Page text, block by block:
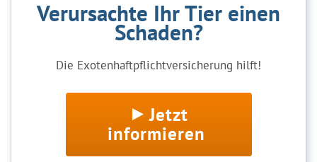
Verursachte Ihr Tier einen
Schaden?
Die Exotenhaftpflichtversicherung hilft!
Jetzt
informieren